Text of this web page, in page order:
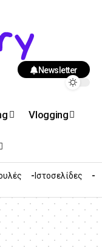
Newsletter
Vlogging
Ιστοσελίδες